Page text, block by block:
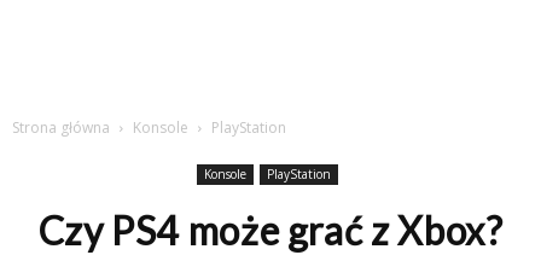
Strona główna Konsole PlayStation
Konsole PlayStation
Czy PS4 może grać z Xbox?